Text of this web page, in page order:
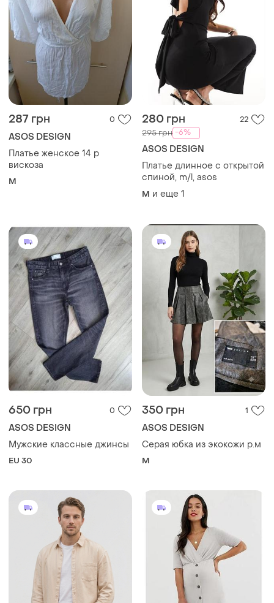
287 грн 0
ASOS DESIGN
Платье женское 14 р
вискоза
M
280 грн 22
295 грн -6%
ASOS DESIGN
Платье длинное с открытой
спиной, m/l, asos
M и еще 1
650 грн 0
ASOS DESIGN
Мужские классные джинсы
EU 30
350 грн 1
ASOS DESIGN
Серая юбка из экокожи р.м
M